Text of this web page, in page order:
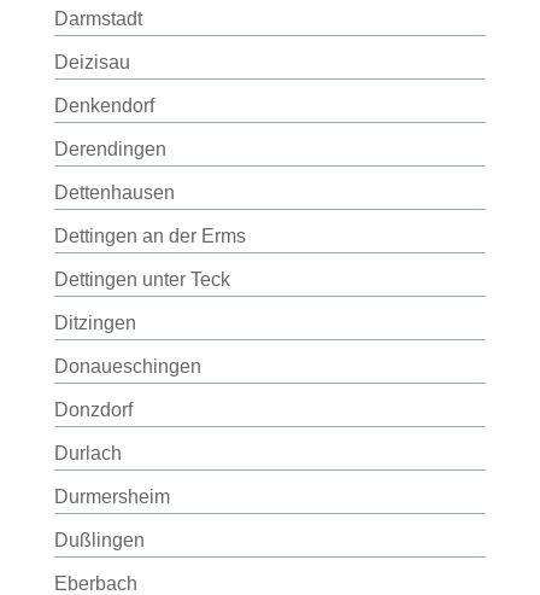
Darmstadt
Deizisau
Denkendorf
Derendingen
Dettenhausen
Dettingen an der Erms
Dettingen unter Teck
Ditzingen
Donaueschingen
Donzdorf
Durlach
Durmersheim
Dußlingen
Eberbach